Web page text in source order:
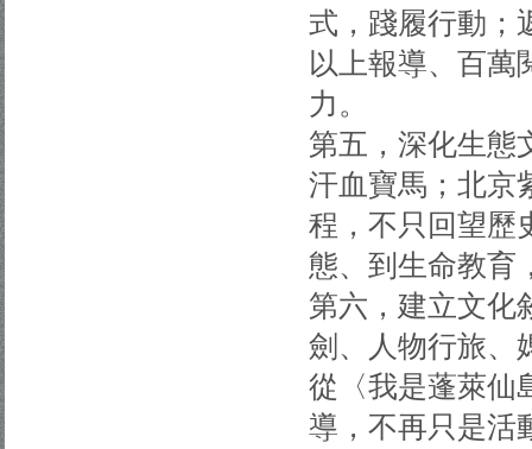
式，踐履行動；
以上報導、百萬
力。
第五，深化生態
汗血寶馬；北京
程，不只回望歷
態、到生命教育
第六，建立文化
劍、人物行旅、
從〈我是蓬萊仙
導，不再只是活